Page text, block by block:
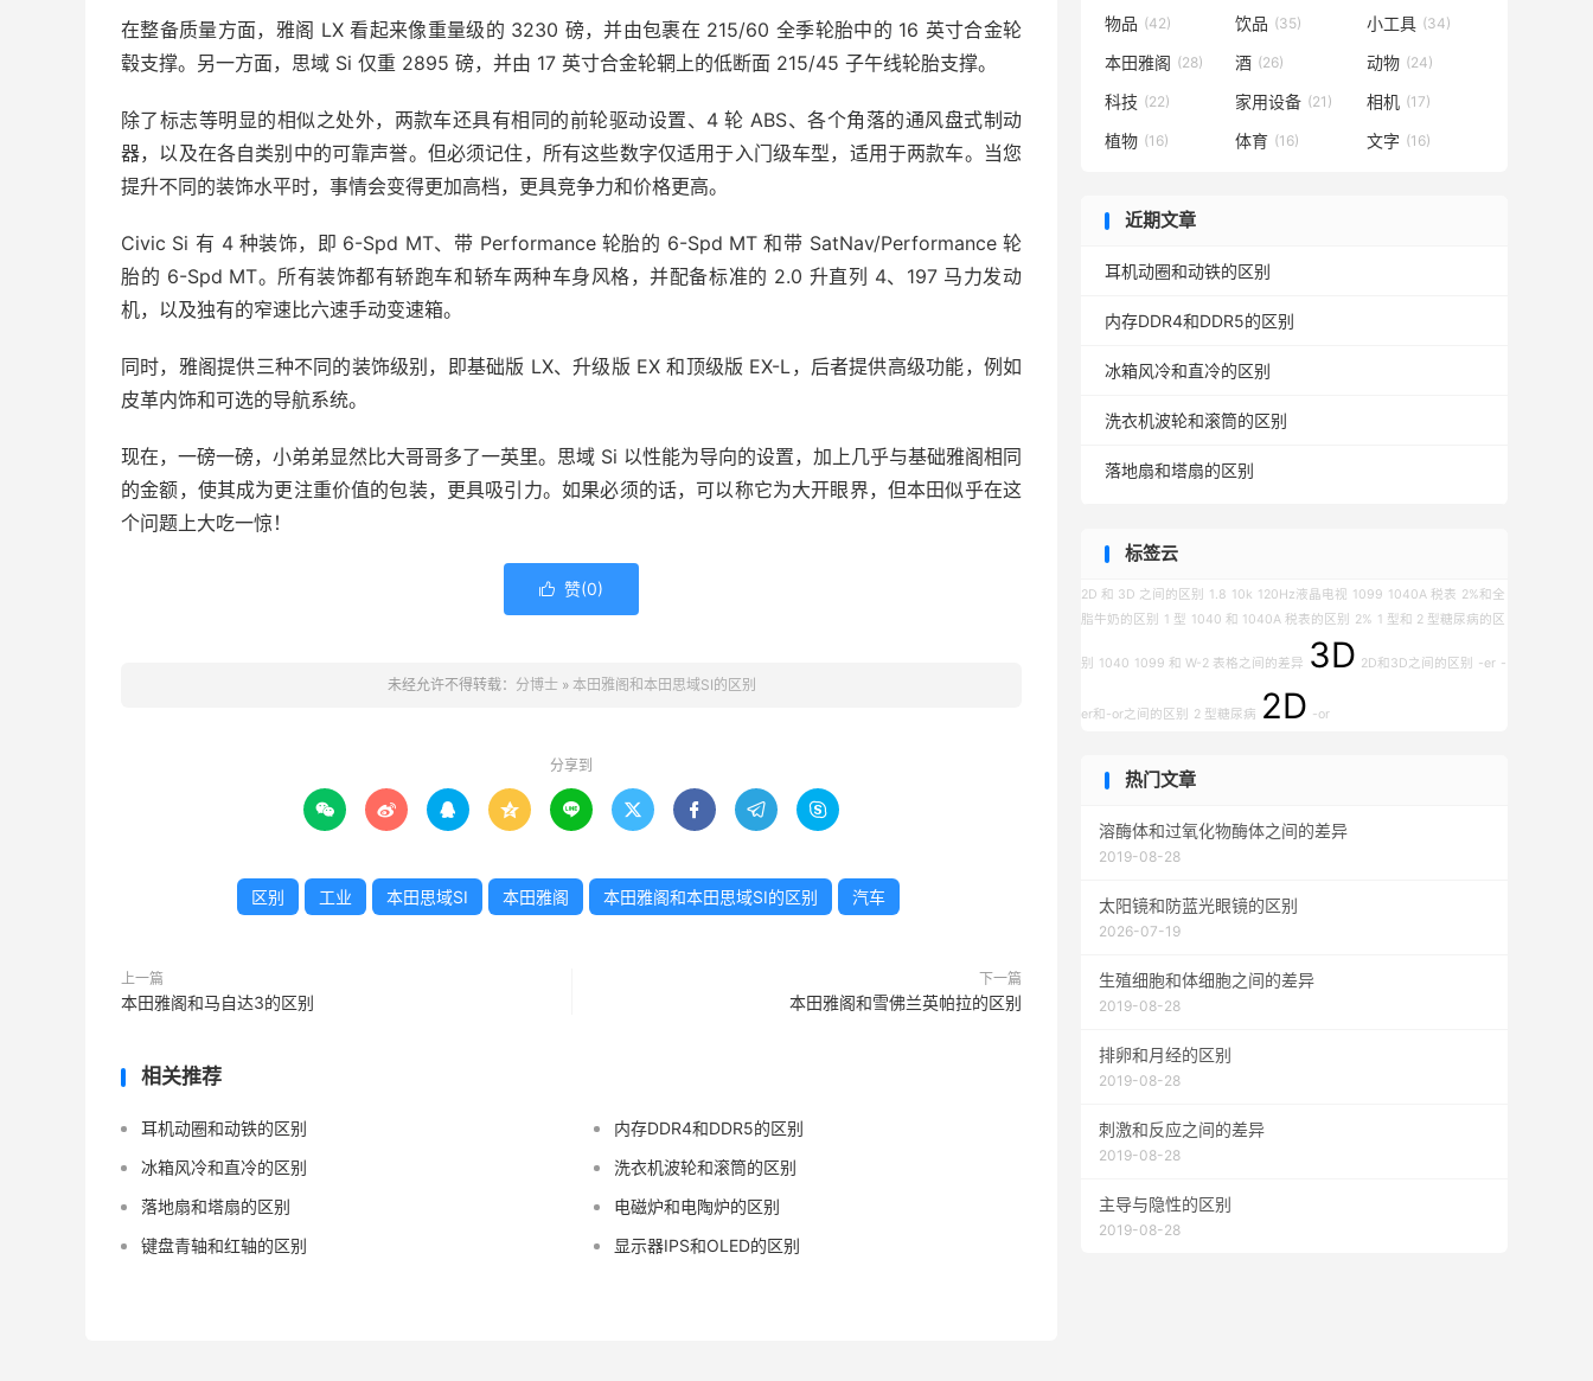
在整备质量方面，雅阁 LX 看起来像重量级的 3230 磅，并由包裹在 215/60 全季轮胎中的 16 英寸合金轮
毂支撑。另一方面，思域 Si 仅重 2895 磅，并由 17 英寸合金轮辋上的低断面 215/45 子午线轮胎支撑。
除了标志等明显的相似之处外，两款车还具有相同的前轮驱动设置、4 轮 ABS、各个角落的通风盘式制动
器，以及在各自类别中的可靠声誉。但必须记住，所有这些数字仅适用于入门级车型，适用于两款车。当您
提升不同的装饰水平时，事情会变得更加高档，更具竞争力和价格更高。
Civic Si 有 4 种装饰，即 6-Spd MT、带 Performance 轮胎的 6-Spd MT 和带 SatNav/Performance 轮
胎的 6-Spd MT。所有装饰都有轿跑车和轿车两种车身风格，并配备标准的 2.0 升直列 4、197 马力发动
机，以及独有的窄速比六速手动变速箱。
同时，雅阁提供三种不同的装饰级别，即基础版 LX、升级版 EX 和顶级版 EX-L，后者提供高级功能，例如
皮革内饰和可选的导航系统。
现在，一磅一磅，小弟弟显然比大哥哥多了一英里。思域 Si 以性能为导向的设置，加上几乎与基础雅阁相同
的金额，使其成为更注重价值的包装，更具吸引力。如果必须的话，可以称它为大开眼界，但本田似乎在这
个问题上大吃一惊！
 赞(0)
未经允许不得转载： 分博士» 本田雅阁和本田思域SI的区别
分享到
        
区别 工业 本田思域SI 本田雅阁 本田雅阁和本田思域SI的区别 汽车
上一篇
本田雅阁和马自达3的区别
下一篇
本田雅阁和雪佛兰英帕拉的区别
相关推荐
耳机动圈和动铁的区别
内存DDR4和DDR5的区别
冰箱风冷和直冷的区别
洗衣机波轮和滚筒的区别
落地扇和塔扇的区别
电磁炉和电陶炉的区别
键盘青轴和红轴的区别
显示器IPS和OLED的区别
物品 (42) 饮品 (35) 小工具 (34)
本田雅阁 (28) 酒 (26) 动物 (24)
科技 (22) 家用设备 (21) 相机 (17)
植物 (16) 体育 (16) 文字 (16)
近期文章
耳机动圈和动铁的区别
内存DDR4和DDR5的区别
冰箱风冷和直冷的区别
洗衣机波轮和滚筒的区别
落地扇和塔扇的区别
标签云
2D 和 3D 之间的区别 1.8 10k 120Hz液晶电视 1099 1040A 税表 2%和全
脂牛奶的区别
1 型 1040 和 1040A 税表的区别 2% 1 型和 2 型糖尿病的区
别 1040 1099 和 W-2 表格之间的差异 3D 2D和3D之间的区别 -er -
er和-or之间的区别 2 型糖尿病 2D -or
热门文章
溶酶体和过氧化物酶体之间的差异
2019-08-28
太阳镜和防蓝光眼镜的区别
2026-07-19
生殖细胞和体细胞之间的差异
2019-08-28
排卵和月经的区别
2019-08-28
刺激和反应之间的差异
2019-08-28
主导与隐性的区别
2019-08-28